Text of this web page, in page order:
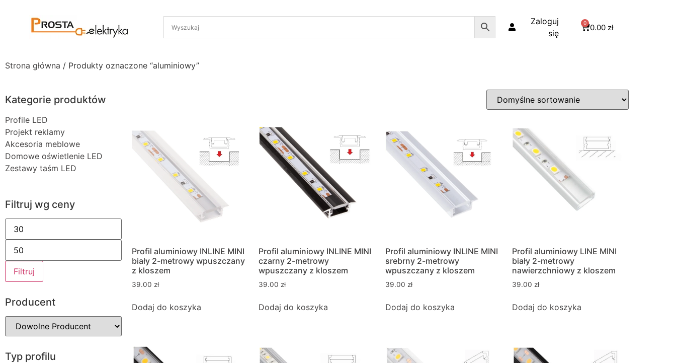
Zaloguj
się
0.00 zł
0
Strona główna / Produkty oznaczone “aluminiowy”
Kategorie produktów
Profile LED
Projekt reklamy
Akcesoria meblowe
Domowe oświetlenie LED
Zestawy taśm LED
Filtruj wg ceny
Filtruj
Producent
Typ profilu
Profil aluminiowy INLINE MINI
biały 2-metrowy wpuszczany
z kloszem
39.00 zł
Dodaj do koszyka
Profil aluminiowy INLINE MINI
czarny 2-metrowy
wpuszczany z kloszem
39.00 zł
Dodaj do koszyka
Profil aluminiowy INLINE MINI
srebrny 2-metrowy
wpuszczany z kloszem
39.00 zł
Dodaj do koszyka
Profil aluminiowy LINE MINI
biały 2-metrowy
nawierzchniowy z kloszem
39.00 zł
Dodaj do koszyka